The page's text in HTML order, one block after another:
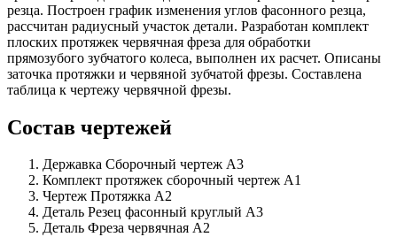
резца. Построен график изменения углов фасонного резца,
рассчитан радиусный участок детали. Разработан комплект
плоских протяжек червячная фреза для обработки
прямозубого зубчатого колеса, выполнен их расчет. Описаны
заточка протяжки и червяной зубчатой фрезы. Составлена
таблица к чертежу червячной фрезы.
Состав чертежей
Державка Сборочный чертеж А3
Комплект протяжек сборочный чертеж А1
Чертеж Протяжка А2
Деталь Резец фасонный круглый А3
Деталь Фреза червячная А2